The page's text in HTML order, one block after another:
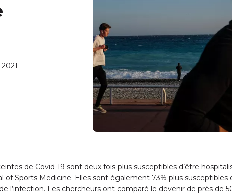
de Covid-19 sont deux fois plus susceptibles d’être
of Sports Medicine. Elles sont également 73% plus susceptibles
l’infection. Les chercheurs ont comparé le devenir de près de